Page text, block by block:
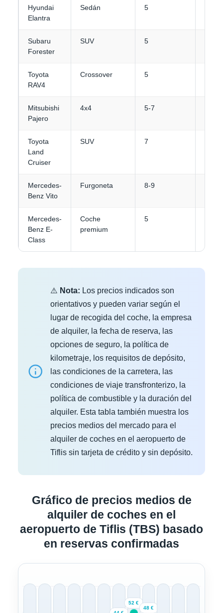
Hyundai
Elantra
Sedán 5
Subaru
Forester
SUV 5
Toyota
RAV4
Crossover 5
Mitsubishi
Pajero
4x4 5-7
Toyota
Land
Cruiser
SUV 7
Mercedes-
Benz Vito
Furgoneta 8-9
Mercedes-
Benz E-
Class
Coche
premium
5
⚠️ Nota: Los precios indicados son
orientativos y pueden variar según el
lugar de recogida del coche, la empresa
de alquiler, la fecha de reserva, las
opciones de seguro, la política de
kilometraje, los requisitos de depósito,
las condiciones de la carretera, las
condiciones de viaje transfronterizo, la
política de combustible y la duración del
alquiler. Esta tabla también muestra los
precios medios del mercado para el
alquiler de coches en el aeropuerto de
Tiflis sin tarjeta de crédito y sin depósito.
Gráfico de precios medios de
alquiler de coches en el
aeropuerto de Tiflis (TBS) basado
en reservas confirmadas
52 €
48 €